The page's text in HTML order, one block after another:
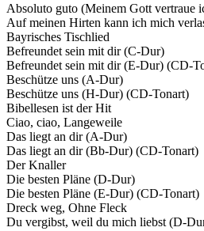
Absoluto guto (Meinem Gott vertraue
Auf meinen Hirten kann ich mich
Bayrisches Tischlied
Befreundet sein mit dir (C-Dur)
Befreundet sein mit dir (E-Dur) (CD-
Beschütze uns (A-Dur)
Beschütze uns (H-Dur) (CD-Tonart)
Bibellesen ist der Hit
Ciao, ciao, Langeweile
Das liegt an dir (A-Dur)
Das liegt an dir (Bb-Dur) (CD-Tonart)
Der Knaller
Die besten Pläne (D-Dur)
Die besten Pläne (E-Dur) (CD-Tonart)
Dreck weg, Ohne Fleck
Du vergibst, weil du mich liebst (D-